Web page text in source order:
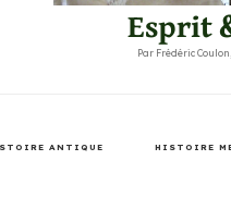
Esprit
Par Frédéric
ANTIQUE HISTOIRE